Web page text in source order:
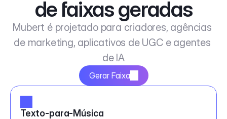
de faixas geradas
Mubert é projetado para criadores, agências
de marketing, aplicativos de UGC e agentes
de IA
Gerar Faixa
Texto-para-Música